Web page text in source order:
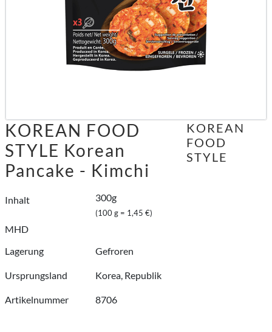
KOREAN FOOD
STYLE Korean
Pancake - Kimchi
Inhalt 300g
(100 g = 1,45 €)
MHD
Lagerung
Gefroren
Ursprungsland Korea, Republik
Artikelnummer 8706
KOREAN
FOOD
STYLE